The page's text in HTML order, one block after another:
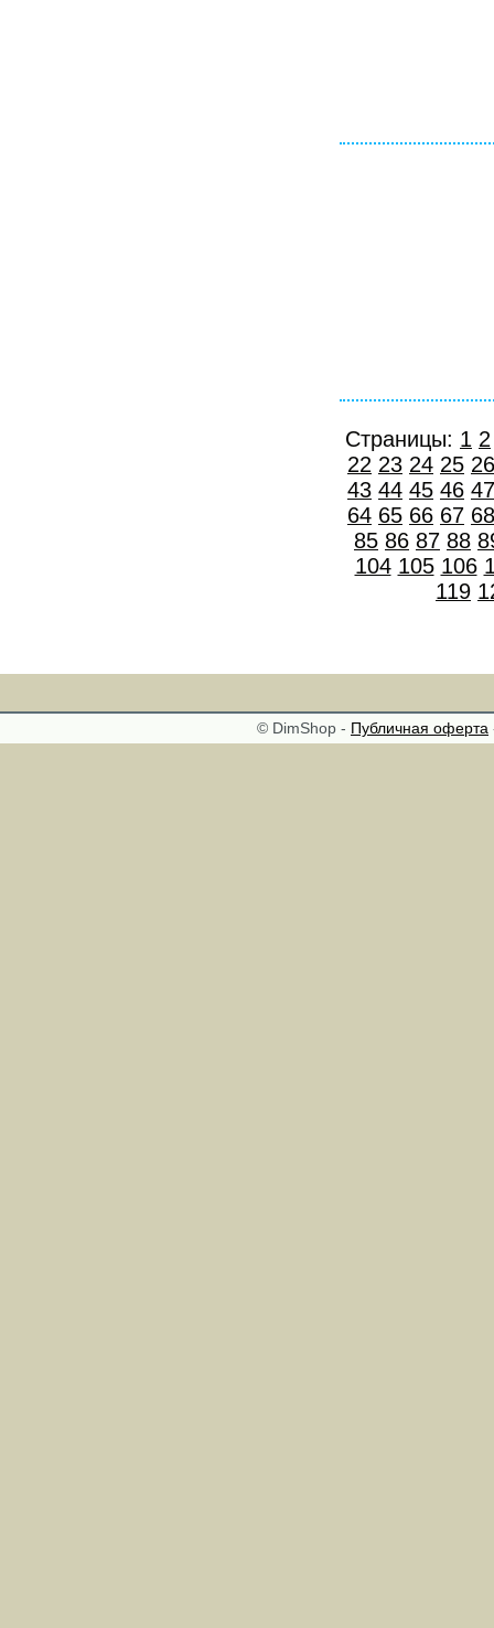
Страницы: 1 2
22 23 24 25 26
43 44 45 46 47
64 65 66 67 68
85 86 87 88
104 105 106
119
© DimShop - Публичная оферта